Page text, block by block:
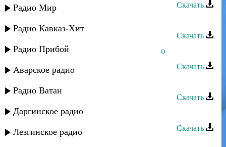
Радио Мир
Радио Кавказ-Хит
Радио Прибой
Аварское радио
Радио Ватан
Даргинское радио
Лезгинское радио
Скачать
Скачать
Лариса Гаджиева - Не для тебя пою
Скачать
Скачать
Дагмара Ибрагимова - Без тебя
Скачать